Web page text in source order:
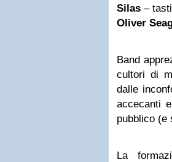
Silas –
Oliver
Band
cultori di
dalle
accecanti
pubblico (e
La